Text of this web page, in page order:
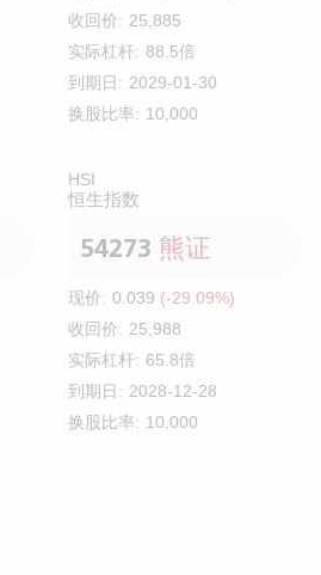
收回价: 25,885
实际杠杆: 88.5倍
到期日: 2029-01-30
换股比率: 10,000
HSI
恒生指数
54273 熊证
现价: 0.039 (-29.09%)
收回价: 25,988
实际杠杆: 65.8倍
到期日: 2028-12-28
换股比率: 10,000